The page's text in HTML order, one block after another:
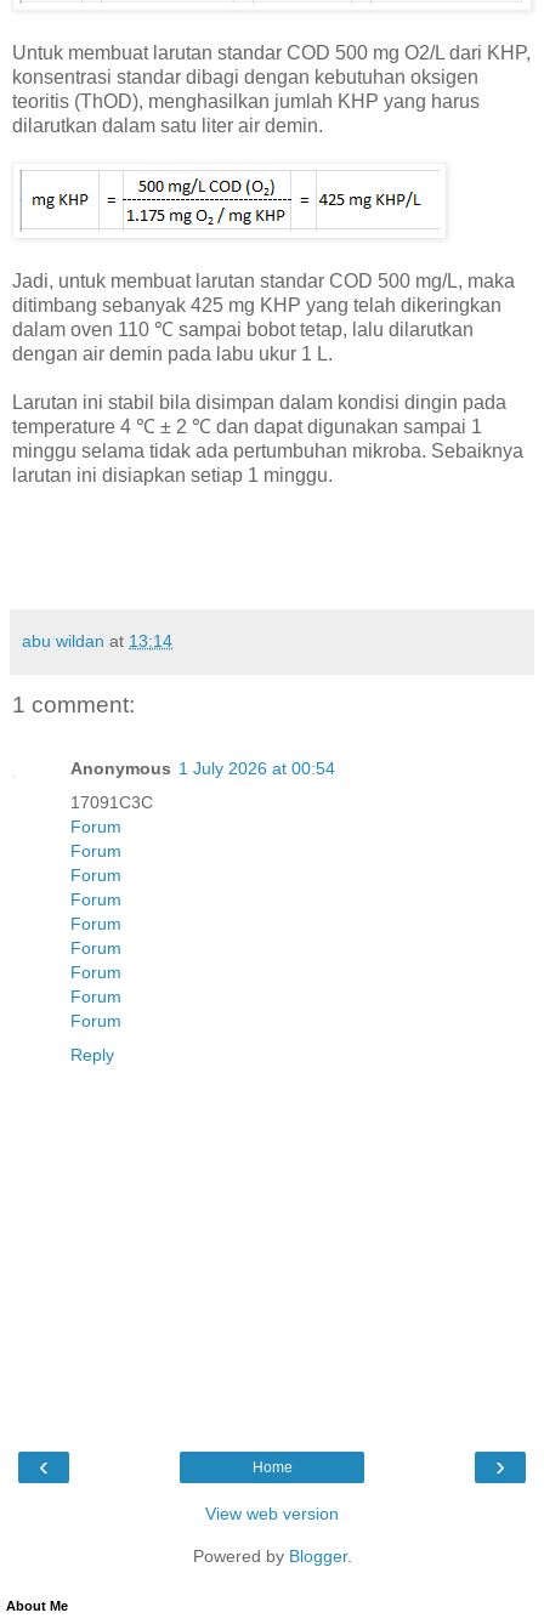
Untuk membuat larutan standar COD 500 mg O2/L dari KHP,
konsentrasi standar dibagi dengan kebutuhan oksigen
teoritis (ThOD), menghasilkan jumlah KHP yang harus
dilarutkan dalam satu liter air demin.
Jadi, untuk membuat larutan standar COD 500 mg/L, maka
ditimbang sebanyak 425 mg KHP yang telah dikeringkan
dalam oven 110 ℃ sampai bobot tetap, lalu dilarutkan
dengan air demin pada labu ukur 1 L.
Larutan ini stabil bila disimpan dalam kondisi dingin pada
temperature 4 ℃ ± 2 ℃ dan dapat digunakan sampai 1
minggu selama tidak ada pertumbuhan mikroba. Sebaiknya
larutan ini disiapkan setiap 1 minggu.
abu wildan at 13:14
1 comment:
Anonymous 1 July 2026 at 00:54
17091C3C
Forum
Forum
Forum
Forum
Forum
Forum
Forum
Forum
Forum
Reply
‹ ›
Home
View web version
Powered by Blogger.
About Me